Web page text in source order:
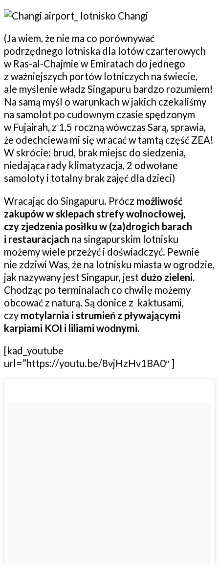
(Ja wiem, że nie ma co porównywać
podrzędnego lotniska dla lotów czarterowych
w Ras-al-Chajmie w Emiratach do jednego
z ważniejszych portów lotniczych na świecie,
ale myślenie władz Singapuru bardzo rozumiem!
Na samą myśl o warunkach w jakich czekaliśmy
na samolot po cudownym czasie spędzonym
w Fujairah, z 1,5 roczną wówczas Sarą, sprawia,
że odechciewa mi się wracać w tamtą część ZEA!
W skrócie: brud, brak miejsc do siedzenia,
niedająca rady klimatyzacja, 2 odwołane
samoloty i totalny brak zajęć dla dzieci)
Wracając do Singapuru. Prócz możliwość
zakupów w sklepach strefy wolnocłowej,
czy zjedzenia posiłku w (za)drogich barach
i restauracjach na singapurskim lotnisku
możemy wiele przeżyć i doświadczyć. Pewnie
nie zdziwi Was, że na lotnisku miasta w ogrodzie,
jak nazywany jest Singapur, jest dużo zieleni.
Chodząc po terminalach co chwilę możemy
obcować z naturą. Są donice z kaktusami,
czy motylarnia i strumień z pływającymi
karpiami KOI i liliami wodnymi.
[kad_youtube
url=”https://youtu.be/8vjHzHv1BA0″ ]